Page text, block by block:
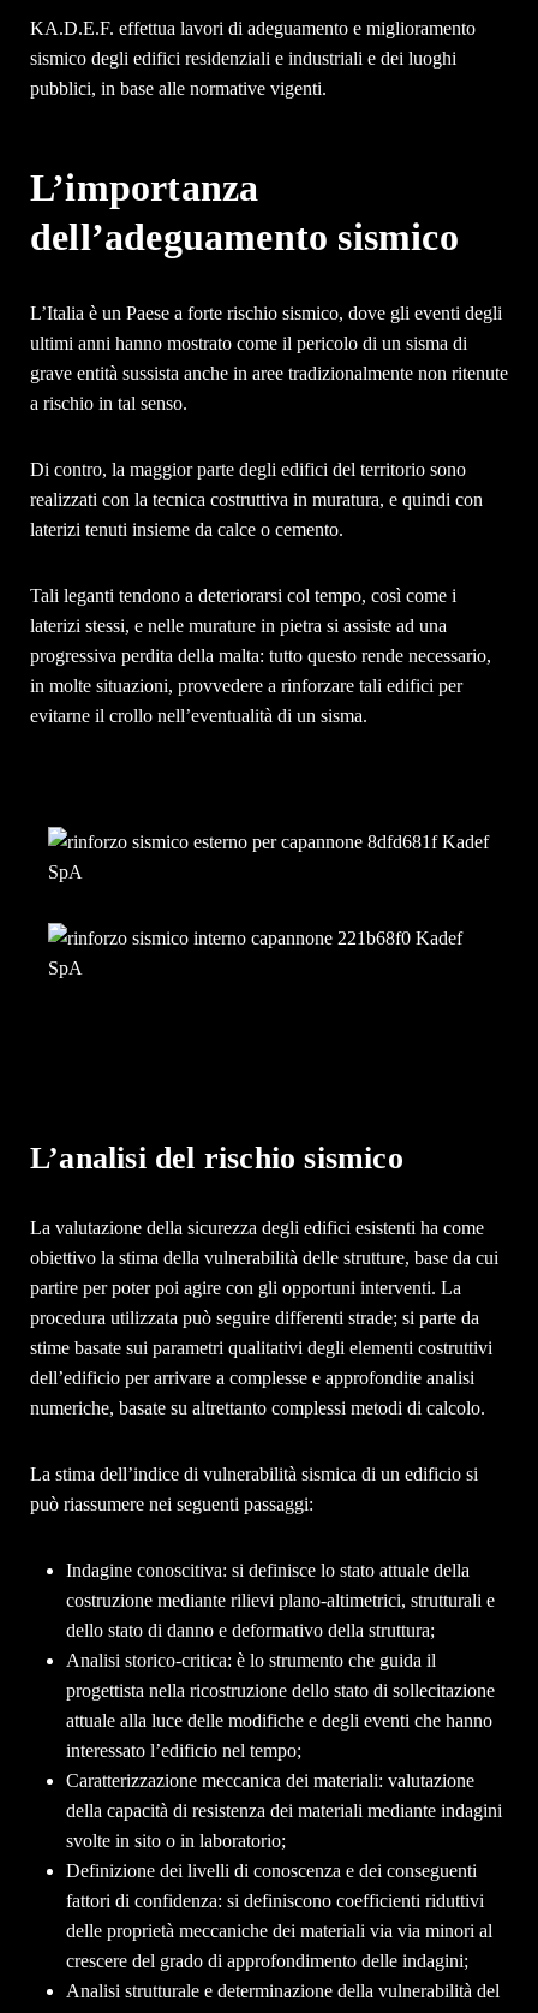
KA.D.E.F. effettua lavori di adeguamento e miglioramento
sismico degli edifici residenziali e industriali e dei luoghi
pubblici, in base alle normative vigenti.
L’importanza
dell’adeguamento sismico
L’Italia è un Paese a forte rischio sismico, dove gli eventi degli
ultimi anni hanno mostrato come il pericolo di un sisma di
grave entità sussista anche in aree tradizionalmente non ritenute
a rischio in tal senso.
Di contro, la maggior parte degli edifici del territorio sono
realizzati con la tecnica costruttiva in muratura, e quindi con
laterizi tenuti insieme da calce o cemento.
Tali leganti tendono a deteriorarsi col tempo, così come i
laterizi stessi, e nelle murature in pietra si assiste ad una
progressiva perdita della malta: tutto questo rende necessario,
in molte situazioni, provvedere a rinforzare tali edifici per
evitarne il crollo nell’eventualità di un sisma.
L’analisi del rischio sismico
La valutazione della sicurezza degli edifici esistenti ha come
obiettivo la stima della vulnerabilità delle strutture, base da cui
partire per poter poi agire con gli opportuni interventi. La
procedura utilizzata può seguire differenti strade; si parte da
stime basate sui parametri qualitativi degli elementi costruttivi
dell’edificio per arrivare a complesse e approfondite analisi
numeriche, basate su altrettanto complessi metodi di calcolo.
La stima dell’indice di vulnerabilità sismica di un edificio si
può riassumere nei seguenti passaggi:
Indagine conoscitiva: si definisce lo stato attuale della
costruzione mediante rilievi plano-altimetrici, strutturali e
dello stato di danno e deformativo della struttura;
Analisi storico-critica: è lo strumento che guida il
progettista nella ricostruzione dello stato di sollecitazione
attuale alla luce delle modifiche e degli eventi che hanno
interessato l’edificio nel tempo;
Caratterizzazione meccanica dei materiali: valutazione
della capacità di resistenza dei materiali mediante indagini
svolte in sito o in laboratorio;
Definizione dei livelli di conoscenza e dei conseguenti
fattori di confidenza: si definiscono coefficienti riduttivi
delle proprietà meccaniche dei materiali via via minori al
crescere del grado di approfondimento delle indagini;
Analisi strutturale e determinazione della vulnerabilità del